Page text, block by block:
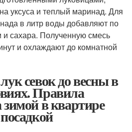
уксуса и теплый маринад. Для
в литр воды добавляют по
и сахара. Полученную смесь
и охлаждают до комнатной
севок до весны в
Правила
в квартире